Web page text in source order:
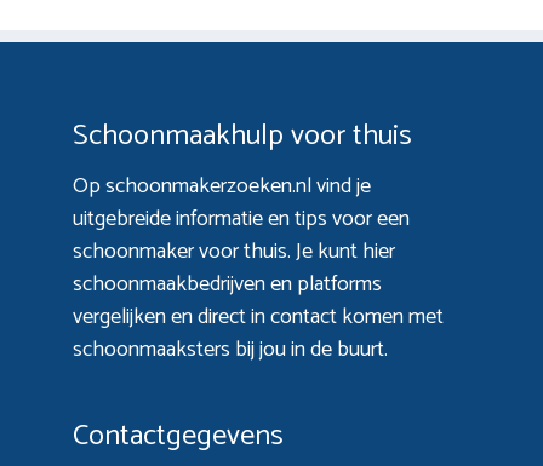
Schoonmaakhulp voor thuis
Op schoonmakerzoeken.nl vind je
uitgebreide informatie en tips voor een
schoonmaker voor thuis. Je kunt hier
schoonmaakbedrijven en platforms
vergelijken en direct in contact komen met
schoonmaaksters bij jou in de buurt.
Contactgegevens